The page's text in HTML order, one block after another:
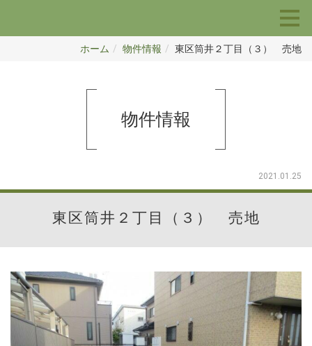
ホーム 物件情報 東区筒井２丁目（３） 売地
物件情報
2021.01.25
東区筒井２丁目（３） 売地